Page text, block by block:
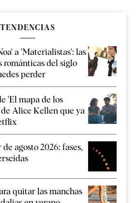
TENDENCIAS
a 'Materialistas': las
románticas del siglo
perder
'El mapa de los
Alice Kellen que ya
agosto 2026: fases,
quitar las manchas